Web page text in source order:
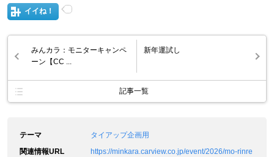
イイね！
みんカラ：モニターキャンペ
ーン【CC ...
新年運試し
記事一覧
テーマ
タイアップ企画用
関連情報URL
https://minkara.carview.co.jp/event/2026/mo-rinre